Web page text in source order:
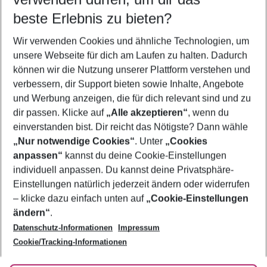
5-8 Nächte
2 Erwachsene Keine Kinder
Mehr Filter anzeigen
Footer
Footer navigation
Über uns
AGB
Bestpreisgarantie
Cookie-Einstellungen ändern
Cookie-Richtlinie
Agenturbetreuung
Barrierefreies Reisen
Folge uns
beste Erlebnis zu bieten?
Wir verwenden Cookies und ähnliche Technologien, um
unsere Webseite für dich am Laufen zu halten. Dadurch
können wir die Nutzung unserer Plattform verstehen und
verbessern, dir Support bieten sowie Inhalte, Angebote
und Werbung anzeigen, die für dich relevant sind und zu
dir passen. Klicke auf „Alle akzeptieren“, wenn du
einverstanden bist. Dir reicht das Nötigste? Dann wähle
„Nur notwendige Cookies“. Unter „Cookies
anpassen“ kannst du deine Cookie-Einstellungen
individuell anpassen. Du kannst deine Privatsphäre-
Einstellungen natürlich jederzeit ändern oder widerrufen
– klicke dazu einfach unten auf „Cookie-Einstellungen
ändern“.
Datenschutz-Informationen
Impressum
Cookie/Tracking-Informationen